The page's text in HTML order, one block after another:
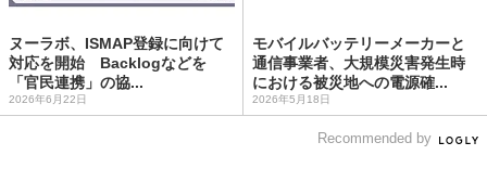
ヌーラボ、ISMAP登録に向けて
対応を開始 Backlogなどを
「官民連携」の協...
2026年6月22日
モバイルバッテリーメーカーと
通信事業者、大規模災害発生時
における被災地への電源確...
2026年5月18日
Recommended by